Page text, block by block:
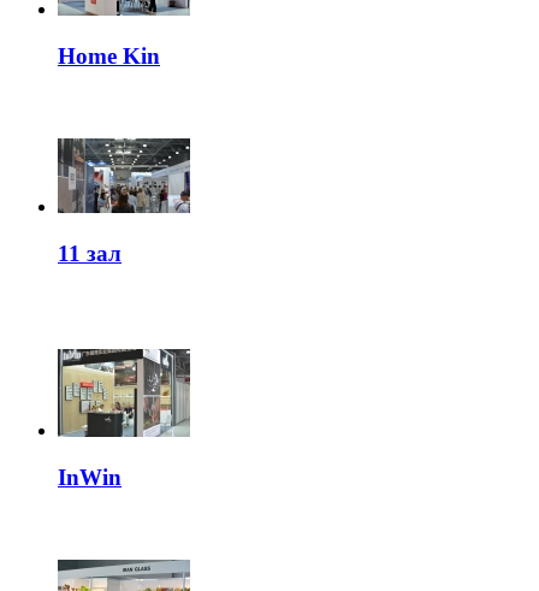
Home Kin
11 зал
InWin